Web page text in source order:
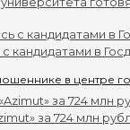
кандидатами в
за 724 млн